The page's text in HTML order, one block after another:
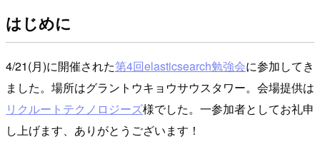
はじめに
4/21(月)に開催された第4回elasticsearch勉強会に参加してき
ました。場所はグラントウキョウサウスタワー。会場提供は
リクルートテクノロジーズ様でした。一参加者としてお礼申
し上げます、ありがとうございます！